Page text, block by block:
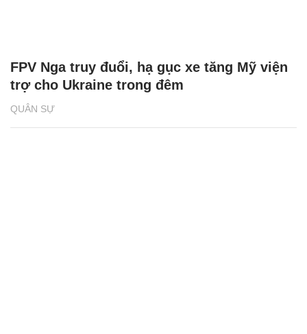
QUÂN SỰ
FPV Nga truy đuổi, hạ gục xe tăng Mỹ viện
trợ cho Ukraine trong đêm